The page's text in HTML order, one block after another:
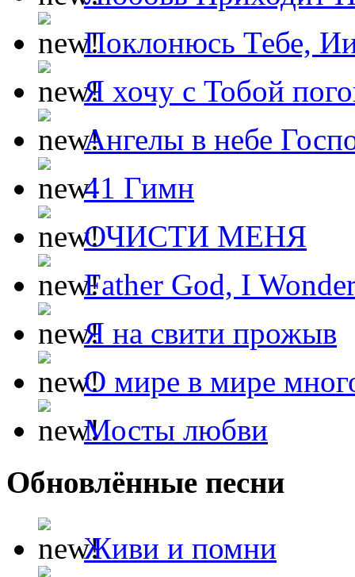
Поклонюсь Тебе,
Я хочу с Тобой
Ангелы в небе
41 Гимн
ОЧИСТИ МЕНЯ
Father God, I
Я на свити прожыв
О мире в мире
Мосты любви
Обновлённые песни
Живи и помни